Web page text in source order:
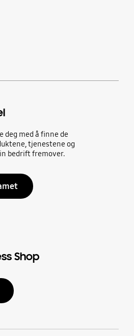
deg med å finne de
tjenestene og
bedrift fremover.
Shop